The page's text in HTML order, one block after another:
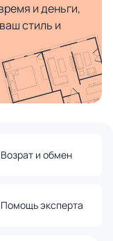
и деньги,
стиль и
Возрат и обмен
Помощь эксперта